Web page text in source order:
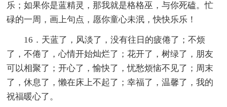
乐；如果你是蓝精灵，那我就是格格巫，与你死磕。忙
碌的一周，画上句点，愿你童心未泯，快快乐乐！
16．天蓝了，风淡了，没有往日的疲倦了；不烦
了，不倦了，心情开始灿烂了；花开了，树绿了，朋友
可以相聚了；开心了，愉快了，忧愁烦恼不见了；周末
了，休息了，懒在床上不起了；幸福了，温馨了，我的
祝福暖心了。